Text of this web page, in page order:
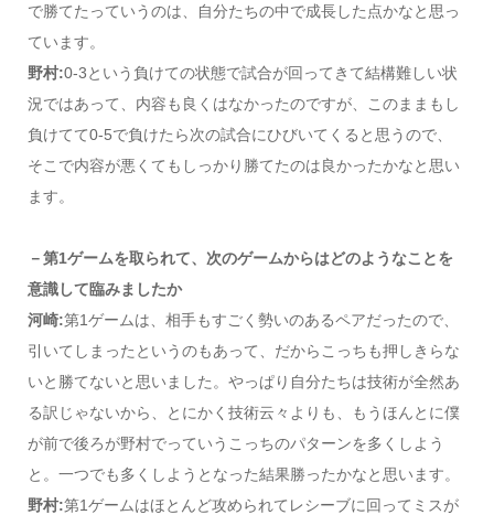
で勝てたっていうのは、自分たちの中で成長した点かなと思っ
ています。
野村:0-3という負けての状態で試合が回ってきて結構難しい状
況ではあって、内容も良くはなかったのですが、このままもし
負けてて0-5で負けたら次の試合にひびいてくると思うので、
そこで内容が悪くてもしっかり勝てたのは良かったかなと思い
ます。
－第1ゲームを取られて、次のゲームからはどのようなことを
意識して臨みましたか
河崎:第1ゲームは、相手もすごく勢いのあるペアだったので、
引いてしまったというのもあって、だからこっちも押しきらな
いと勝てないと思いました。やっぱり自分たちは技術が全然あ
る訳じゃないから、とにかく技術云々よりも、もうほんとに僕
が前で後ろが野村でっていうこっちのパターンを多くしよう
と。一つでも多くしようとなった結果勝ったかなと思います。
野村:第1ゲームはほとんど攻められてレシーブに回ってミスが